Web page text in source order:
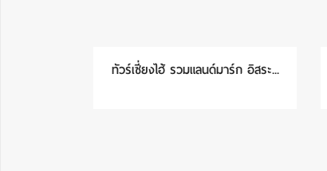
ทัวร์เซี่ยงไฮ้ รวมแลนด์มาร์ก อิสระ...